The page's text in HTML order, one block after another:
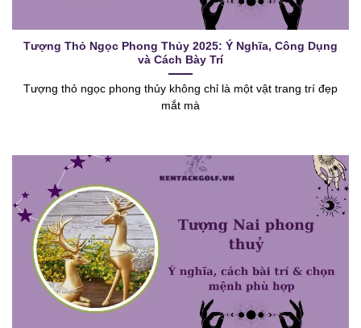
Tượng Thỏ Ngọc Phong Thủy 2025: Ý Nghĩa, Công Dụng
và Cách Bày Trí
Tượng thỏ ngọc phong thủy không chỉ là một vật trang trí đẹp
mắt mà